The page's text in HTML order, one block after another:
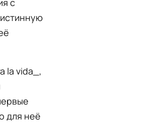
la vida_,
для неё